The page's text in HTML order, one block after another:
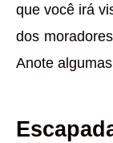
que você irá
dos
Anote